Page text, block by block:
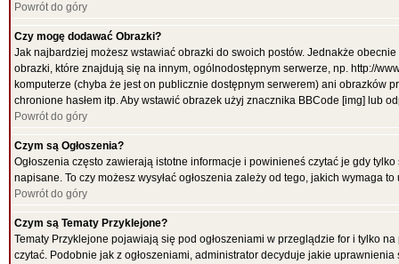
Powrót do góry
Czy mogę dodawać Obrazki?
Jak najbardziej możesz wstawiać obrazki do swoich postów. Jednakże
obrazki, które znajdują się na innym, ogólnodostępnym serwerze, np. http://
komputerze (chyba że jest on publicznie dostępnym serwerem) ani obrazków
chronione hasłem itp. Aby wstawić obrazek użyj znacznika BBCode [img] lub
Powrót do góry
Czym są Ogłoszenia?
Ogłoszenia często zawierają istotne informacje i powinieneś czytać je gdy
napisane. To czy możesz wysyłać ogłoszenia zależy od tego, jakich wymaga
Powrót do góry
Czym są Tematy Przyklejone?
Tematy Przyklejone pojawiają się pod ogłoszeniami w przeglądzie for i tylko
czytać. Podobnie jak z ogłoszeniami, administrator decyduje jakie